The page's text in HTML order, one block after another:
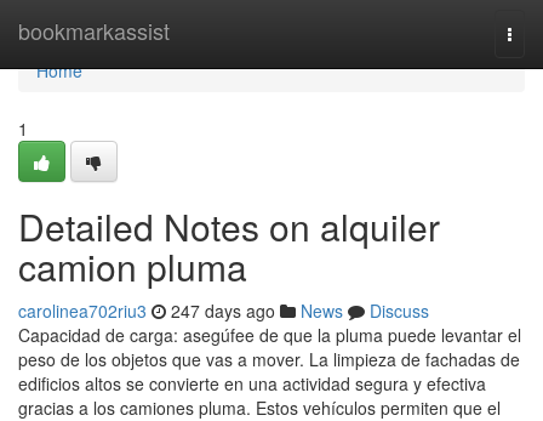
bookmarkassist
Home
Home
1
Detailed Notes on alquiler
camion pluma
carolinea702riu3 247 days ago News
Discuss
Capacidad de carga: asegúfee de que la pluma puede levantar el
peso de los objetos que vas a mover. La limpieza de fachadas de
edificios altos se convierte en una actividad segura y efectiva
gracias a los camiones pluma. Estos vehículos permiten que el